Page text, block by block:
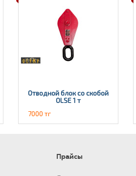
Отводной блок со скобой
OLSE 1 т
7000 тг
Прайсы